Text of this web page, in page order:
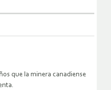
que la minera canadiense